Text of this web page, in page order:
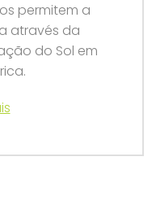
permitem a
através da
do Sol em